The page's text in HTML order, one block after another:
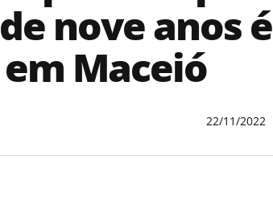
nove anos é
Maceió
22/11/2022